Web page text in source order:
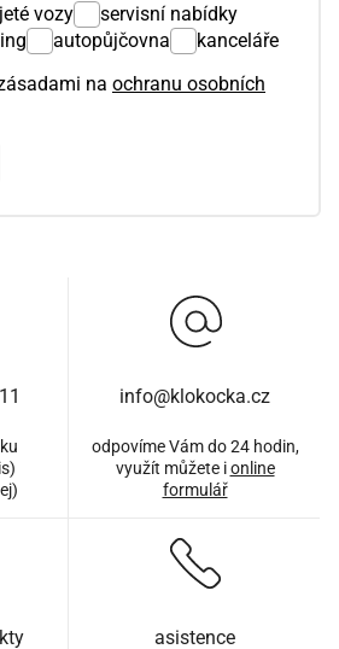
vozy
servisní nabídky
autopůjčovna
kanceláře
na ochranu osobních
info@klokocka.cz
odpovíme Vám do 24 hodin,
využít můžete ionline
formulář
asistence